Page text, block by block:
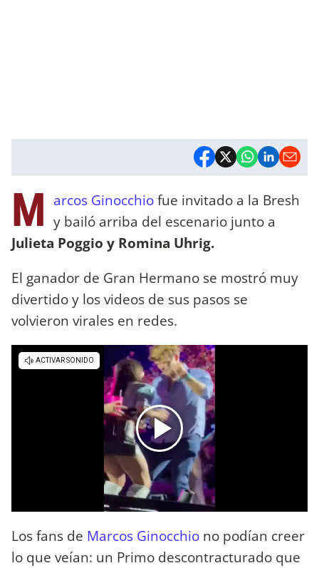
M arcos Ginocchiofue invitado a la Bresh
y bailó arriba del escenario junto a
Julieta Poggio y Romina Uhrig.
El ganador de Gran Hermano se mostró muy
divertido y los videos de sus pasos se
volvieron virales en redes.
Los fans de Marcos Ginocchio no podían creer
lo que veían: un Primo descontracturado que